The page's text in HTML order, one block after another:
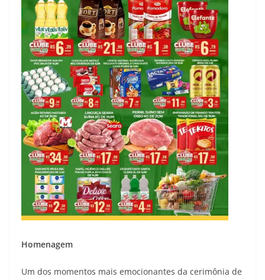
Homenagem
Um dos momentos mais emocionantes da cerimônia de